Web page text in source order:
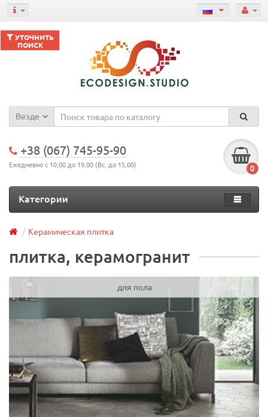
Везде
+38 (067) 745-95-90
Ежедневно с 10,00 до 19,00 (Вс. до 15,00) 0
Категории
Керамическая плитка
УТОЧНИТЬ
ПОИСК
плитка, керамогранит
для пола